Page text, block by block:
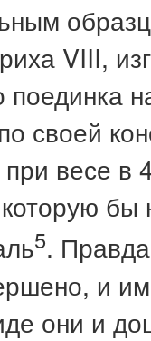
VIII,
поединка
своей
весе в
бы
5.
и
они и